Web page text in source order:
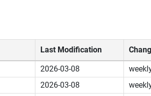
Last Modification
2026-03-08
2026-03-08